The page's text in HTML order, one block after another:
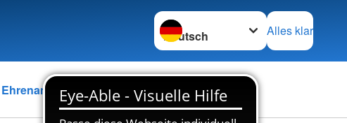
Sprache wechseln zu
Alles klar
Ehrenamt Stellenbörse Kontakt